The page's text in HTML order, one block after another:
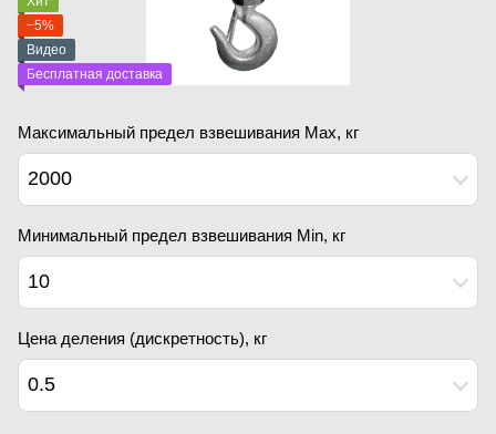
−5%
Видео
Бесплатная доставка
Максимальный предел взвешивания Мах, кг
2000
Минимальный предел взвешивания Min, кг
10
Цена деления (дискретность), кг
0.5